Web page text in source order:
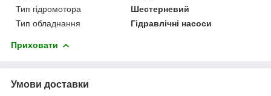
Тип гідромотора
Шестерневий
Тип обладнання
Гідравлічні насоси
Приховати
Умови доставки